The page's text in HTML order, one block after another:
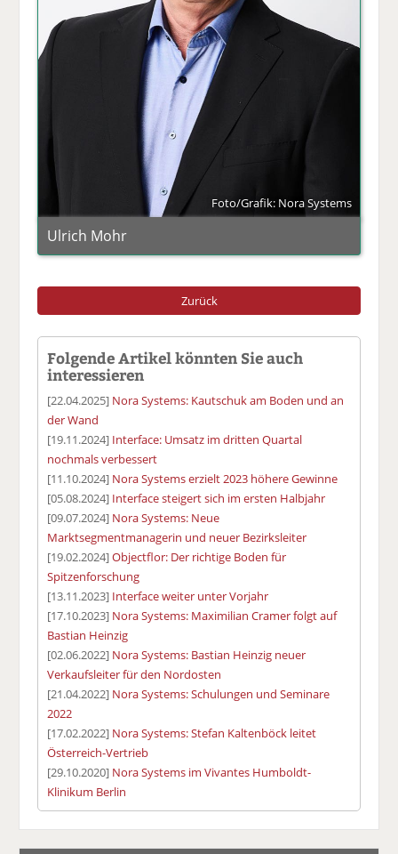
Foto/Grafik: Nora Systems
Ulrich Mohr
Zurück
Folgende Artikel könnten Sie auch
interessieren
[22.04.2025] Nora Systems: Kautschuk am Boden und an
der Wand
[19.11.2024] Interface: Umsatz im dritten Quartal
nochmals verbessert
[11.10.2024] Nora Systems erzielt 2023 höhere Gewinne
[05.08.2024] Interface steigert sich im ersten Halbjahr
[09.07.2024] Nora Systems: Neue
Marktsegmentmanagerin und neuer Bezirksleiter
[19.02.2024]Objectflor: Der richtige Boden für
Spitzenforschung
[13.11.2023] Interface weiter unter Vorjahr
[17.10.2023] Nora Systems: Maximilian Cramer folgt auf
Bastian Heinzig
[02.06.2022] Nora Systems: Bastian Heinzig neuer
Verkaufsleiter für den Nordosten
[21.04.2022] Nora Systems: Schulungen und Seminare
2022
[17.02.2022] Nora Systems: Stefan Kaltenböck leitet
Österreich-Vertrieb
[29.10.2020] Nora Systems im Vivantes Humboldt-
Klinikum Berlin